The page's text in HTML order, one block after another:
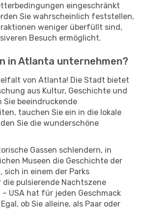
eingeschränkt
Sie wahrscheinlich feststellen,
weniger überfüllt sind,
Besuch ermöglicht.
in Atlanta unternehmen?
von Atlanta! Die Stadt bietet
aus Kultur, Geschichte und
Sie beeindruckende
tauchen Sie ein in die lokale
Sie die wunderschöne
Gassen schlendern, in
Museen die Geschichte der
in einem der Parks
die pulsierende Nachtszene
USA hat für jeden Geschmack
ob Sie alleine, als Paar oder